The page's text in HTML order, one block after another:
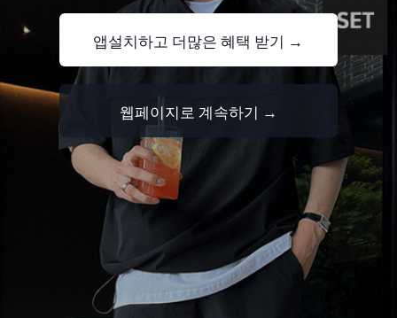
앱설치하고 더많은 혜택 받기 →
웹페이지로 계속하기 →